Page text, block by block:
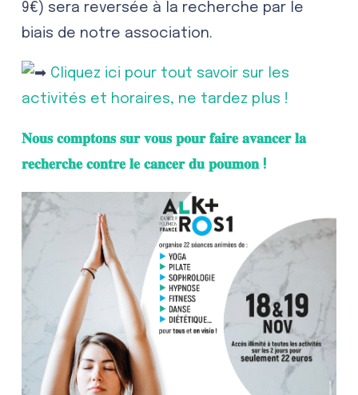
9€) sera reversée à la recherche par le
biais de notre association.
Cliquez ici pour tout savoir sur les
activités et horaires, ne tardez plus !
𝐍𝐨𝐮𝐬 𝐜𝐨𝐦𝐩𝐭𝐨𝐧𝐬 𝐬𝐮𝐫 𝐯𝐨𝐮𝐬 𝐩𝐨𝐮𝐫 𝐟𝐚𝐢𝐫𝐞 𝐚𝐯𝐚𝐧𝐜𝐞𝐫 𝐥𝐚
𝐫𝐞𝐜𝐡𝐞𝐫𝐜𝐡𝐞 𝐜𝐨𝐧𝐭𝐫𝐞 𝐥𝐞 𝐜𝐚𝐧𝐜𝐞𝐫 𝐝𝐮 𝐩𝐨𝐮𝐦𝐨𝐧 !